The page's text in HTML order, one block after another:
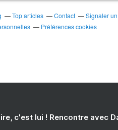
Top articles Contact Signaler
Préférences cookies
c'est lui ! Rencontre avec